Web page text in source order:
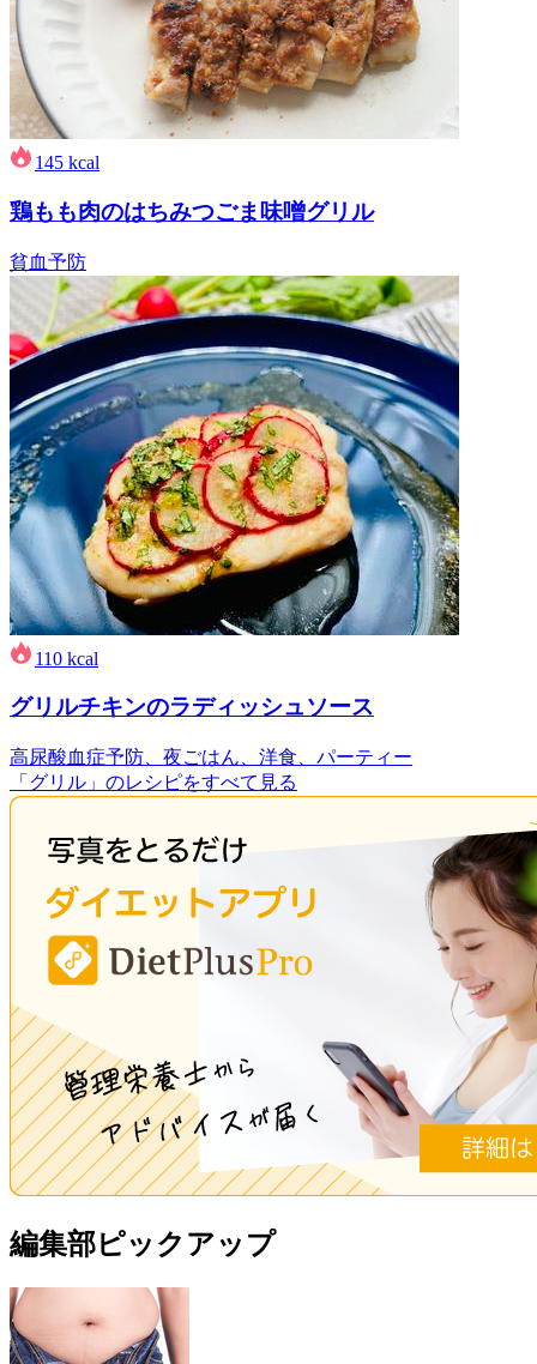
145 kcal
鶏もも肉のはちみつごま味噌グリル
貧血予防
110 kcal
グリルチキンのラディッシュソース
高尿酸血症予防、夜ごはん、洋食、パーティー
「グリル」のレシピをすべて見る
編集部ピックアップ